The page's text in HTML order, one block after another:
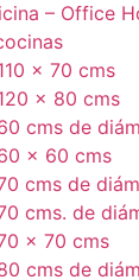
– Office
x 70 cms
x 80 cms
cms de
x 60 cms
cms de
cms. de
x 70 cms
cms de